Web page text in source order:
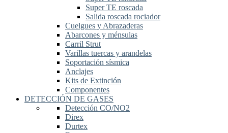
Super TE roscada
Salida roscada rociador
Cuelgues y Abrazaderas
Abarcones y ménsulas
Carril Strut
Varillas tuercas y arandelas
Soportación sísmica
Anclajes
Kits de Extinción
Componentes
DETECCIÓN DE GASES
Detección CO/NO2
Direx
Durtex